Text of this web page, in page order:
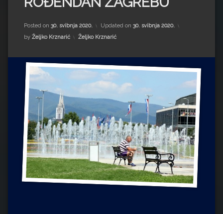
Impressum
Milenko Strižak
Drugi autori
Drugi autori
Ljiljana Lekanić-Kljaić
Željko Krznarić
Mario Lovreković
Miroslav Šantek
Posted on 30. svibnja 2020. Updated on 30. svibnja 2020.
by Željko Krznarić Kategorije:
Željko Krznarić